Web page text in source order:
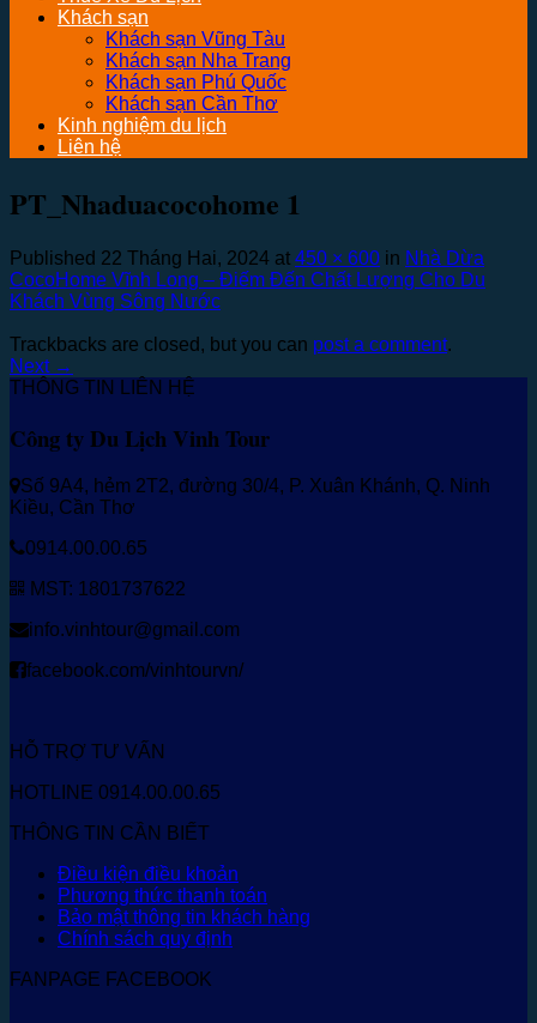
Khách sạn
Khách sạn Vũng Tàu
Khách sạn Nha Trang
Khách sạn Phú Quốc
Khách sạn Cần Thơ
Kinh nghiệm du lịch
Liên hệ
PT_Nhaduacocohome 1
Published 22 Tháng Hai, 2024 at 450 × 600 in Nhà Dừa
CocoHome Vĩnh Long – Điếm Đến Chất Lượng Cho Du
Khách Vùng Sông Nước
Trackbacks are closed, but you can post a comment.
Next →
THÔNG TIN LIÊN HỆ
Công ty Du Lịch Vinh Tour
Số 9A4, hẻm 2T2, đường 30/4, P. Xuân Khánh, Q. Ninh
Kiều, Cần Thơ
0914.00.00.65
MST: 1801737622
info.vinhtour@gmail.com
facebook.com/vinhtourvn/
HỖ TRỢ TƯ VẤN
HOTLINE 0914.00.00.65
THÔNG TIN CẦN BIẾT
Điều kiện điều khoản
Phương thức thanh toán
Bảo mật thông tin khách hàng
Chính sách quy định
FANPAGE FACEBOOK